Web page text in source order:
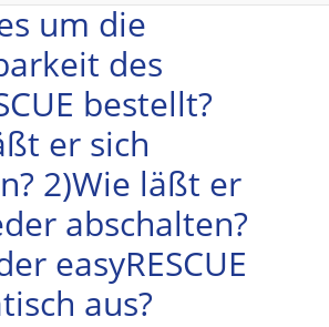
um die
des
bestellt?
er sich
2)Wie läßt er
abschalten?
easyRESCUE
aus?